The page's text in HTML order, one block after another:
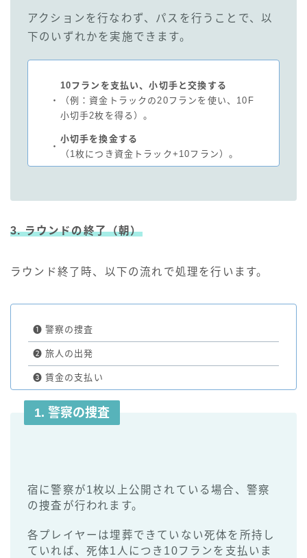
アクションを行なわず、パスを行うことで、以
下のいずれかを実施できます。
・
10フランを支払い、小切手と交換する
（例：資金トラックの20フランを使い、10F
小切手2枚を得る）。
・
小切手を換金する
（1枚につき資金トラック+10フラン）。
3. ラウンドの終了（朝）
ラウンド終了時、以下の流れで処理を行います。
❶ 警察の捜査
❷ 旅人の出発
❸ 賃金の支払い
1. 警察の捜査
宿に警察が1枚以上公開されている場合、警察
の捜査が行われます。
各プレイヤーは埋葬できていない死体を所持し
ていれば、死体1人につき10フランを支払いま